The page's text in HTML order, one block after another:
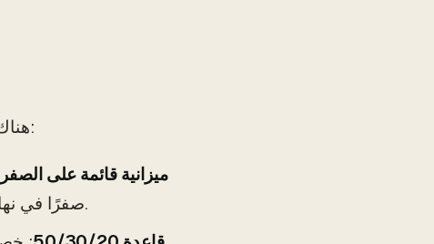
هناك عدة طرق يمكنك استخدامها لإعداد الميزانية. تشمل الأكثر شيوعًا:
ميزانية قائمة على الصفر
صفرًا في نهاية الشهر. تساعدك هذه الطريقة على تخصيص الأموال بعناية.